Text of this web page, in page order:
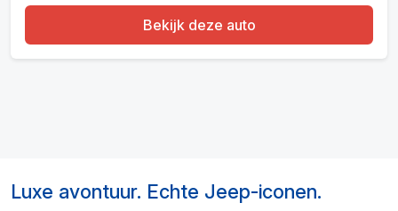
Bekijk deze auto
Luxe avontuur. Echte Jeep-iconen.